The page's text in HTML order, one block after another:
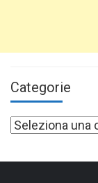
Categorie
Categorie